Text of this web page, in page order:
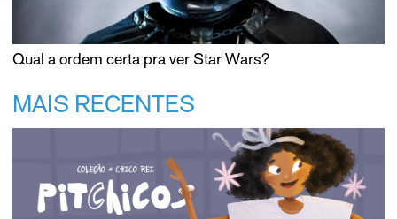
Qual a ordem certa pra ver Star Wars?
MAIS RECENTES